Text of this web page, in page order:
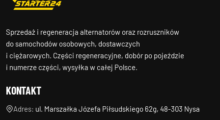
Sprzedaż i regeneracja alternatorów oraz rozruszników
do samochodów osobowych, dostawczych
i ciężarowych. Części regeneracyjne, dobór po pojeździe
i numerze części, wysyłka w całej Polsce.
KONTAKT
Adres: ul. Marszałka Józefa Piłsudskiego 62g, 48-303 Nysa